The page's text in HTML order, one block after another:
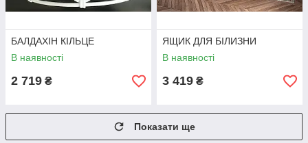
БАЛДАХІН КІЛЬЦЕ
В наявності
2 719 ₴
ЯЩИК ДЛЯ БІЛИЗНИ
В наявності
3 419 ₴
Показати ще